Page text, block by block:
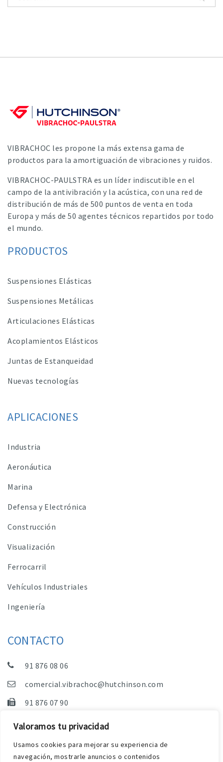
Valoramos tu privacidad
Usamos cookies para mejorar su experiencia de
navegación, mostrarle anuncios o contenidos
VIBRACHOC les propone la más extensa gama de
productos para la amortiguación de vibraciones y ruidos.
VIBRACHOC-PAULSTRA es un líder indiscutible en el
campo de la antivibración y la acústica, con una red de
distribución de más de 500 puntos de venta en toda
Europa y más de 50 agentes técnicos repartidos por todo
el mundo.
PRODUCTOS
Suspensiones Elásticas
Suspensiones Metálicas
Articulaciones Elásticas
Acoplamientos Elásticos
Juntas de Estanqueidad
Nuevas tecnologías
APLICACIONES
Industria
Aeronáutica
Marina
Defensa y Electrónica
Construcción
Visualización
Ferrocarril
Vehículos Industriales
Ingeniería
CONTACTO
91 876 08 06
comercial.vibrachoc@hutchinson.com
91 876 07 90
Dpto. Comercial, Dpto. Técnico y Administración
C/ Vereda de las Yeguas, s/n – Pol. Industrial. El
Guijar – 28500 Arganda del Rey (Madrid)